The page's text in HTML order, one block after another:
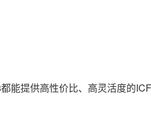
能提供高性价比、高灵活度的